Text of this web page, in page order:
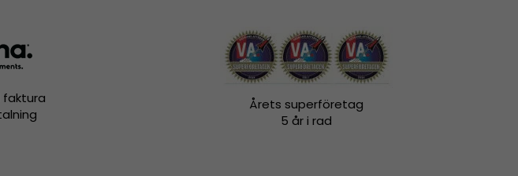
Årets superföretag
5 år i rad